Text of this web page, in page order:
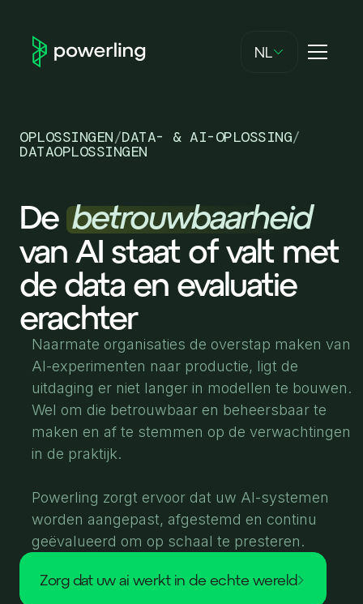
NL
OPLOSSINGEN/DATA- & AI-OPLOSSING/
DATAOPLOSSINGEN
De betrouwbaarheid
van AI staat of valt met
de data en evaluatie
erachter
Naarmate organisaties de overstap maken van
AI-experimenten naar productie, ligt de
uitdaging er niet langer in modellen te bouwen.
Wel om die betrouwbaar en beheersbaar te
maken en af te stemmen op de verwachtingen
in de praktijk.
Powerling zorgt ervoor dat uw AI-systemen
worden aangepast, afgestemd en continu
geëvalueerd om op schaal te presteren.
zorg dat uw ai werkt in de echte wereld